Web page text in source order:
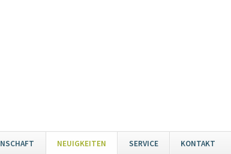
NEUIGKEITEN SERVICE KONTAKT